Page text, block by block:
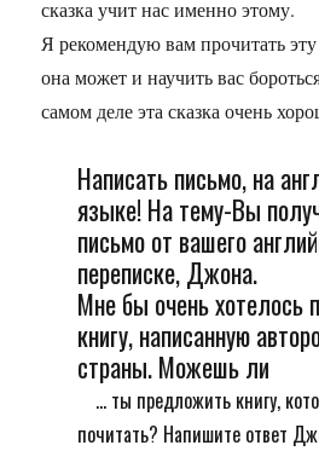
сказка учит нас именно этому.
Я рекомендую вам прочитать
она может и научить вас
самом деле эта сказка очень
Написать письмо, на
языке! На тему-Вы
письмо от вашего
переписке, Джона.
Мне бы очень хотелось
книгу, написанную
страны. Можешь ли
... ты предложить книгу,
почитать? Напишите ответ